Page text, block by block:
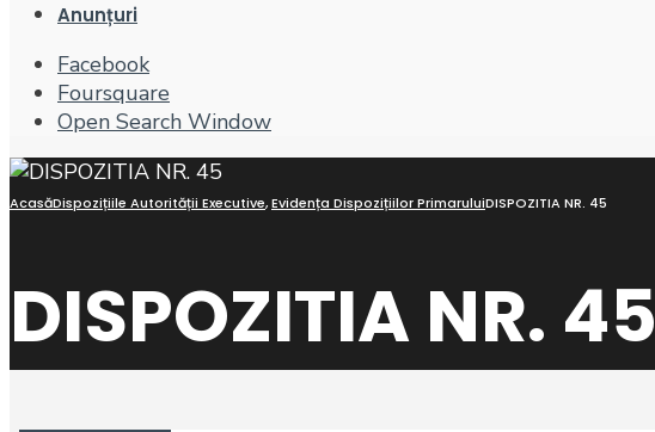
Anunțuri
Facebook
Foursquare
Open Search Window
AcasăDispozițiile Autorității Executive,Evidența Dispozițiilor PrimaruluiDISPOZITIA NR. 45
DISPOZITIA NR. 45